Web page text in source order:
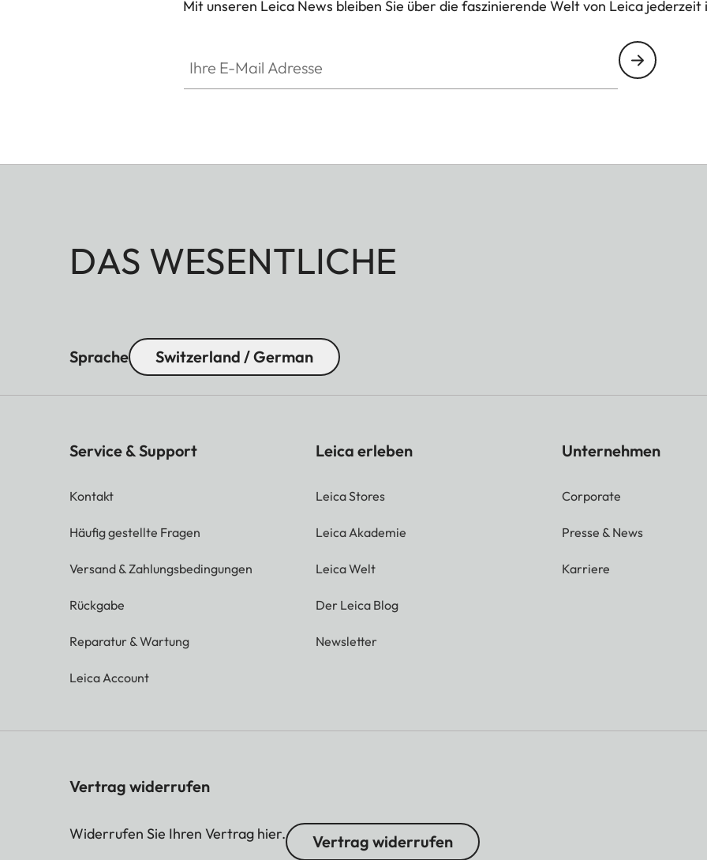
Mit unseren Leica News bleiben Sie über die faszinierende Welt von Leica
DAS WESENTLICHE
Sprache Switzerland / German
Service & Support
Kontakt
Häufig gestellte Fragen
Versand & Zahlungsbedingungen
Rückgabe
Reparatur & Wartung
Leica Account
Leica erleben
Leica Stores
Leica Akademie
Leica Welt
Der Leica Blog
Newsletter
Unternehmen
Corporate
Presse & News
Karriere
Vertrag widerrufen
Widerrufen Sie Ihren Vertrag hier. Vertrag widerrufen